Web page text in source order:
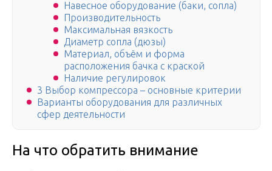
Навесное оборудование (баки, сопла)
Производительность
Максимальная вязкость
Диаметр сопла (дюзы)
Материал, объём и форма
расположения бачка с краской
Наличие регулировок
3 Выбор компрессора – основные критерии
Варианты оборудования для различных
сфер деятельности
На что обратить внимание